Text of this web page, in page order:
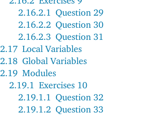
2.16.2.1 Question 29
2.16.2.2 Question 30
2.16.2.3 Question 31
2.17 Local Variables
2.18 Global Variables
2.19 Modules
2.19.1 Exercises 10
2.19.1.1 Question 32
2.19.1.2 Question 33